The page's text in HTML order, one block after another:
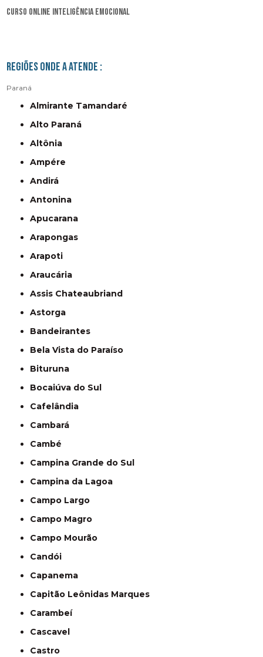
curso online inteligência emocional
Regiões onde a atende :
Paraná
Almirante Tamandaré
Alto Paraná
Altônia
Ampére
Andirá
Antonina
Apucarana
Arapongas
Arapoti
Araucária
Assis Chateaubriand
Astorga
Bandeirantes
Bela Vista do Paraíso
Bituruna
Bocaiúva do Sul
Cafelândia
Cambará
Cambé
Campina Grande do Sul
Campina da Lagoa
Campo Largo
Campo Magro
Campo Mourão
Candói
Capanema
Capitão Leônidas Marques
Carambeí
Cascavel
Castro